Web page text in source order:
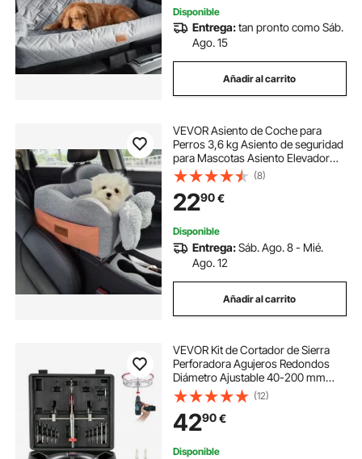
Disponible
Entrega:tan pronto como Sáb.
Ago. 15
Añadir al carrito
VEVOR Asiento de Coche para
Perros 3,6 kg Asiento de seguridad
para Mascotas Asiento Elevador
Impermeable con Correa de
Seguridad ajustable Acolchado de
Algodón PP Silla para Mascotas,
Gris Oscuro
(8)
2290€
Disponible
Entrega:Sáb. Ago. 8 - Mié.
Ago. 12
Añadir al carrito
VEVOR Kit de Cortador de Sierra
Perforadora Agujeros Redondos
Diámetro Ajustable 40-200 mm
Cortador de Sierra de Orificio
Circular Acero Sierra de Perforación
con Recoge Polvo para Techo
Cemento Yeso
(12)
4290€
Disponible